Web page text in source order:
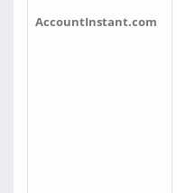
AccountInstant.com